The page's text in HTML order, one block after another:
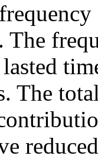
The
The